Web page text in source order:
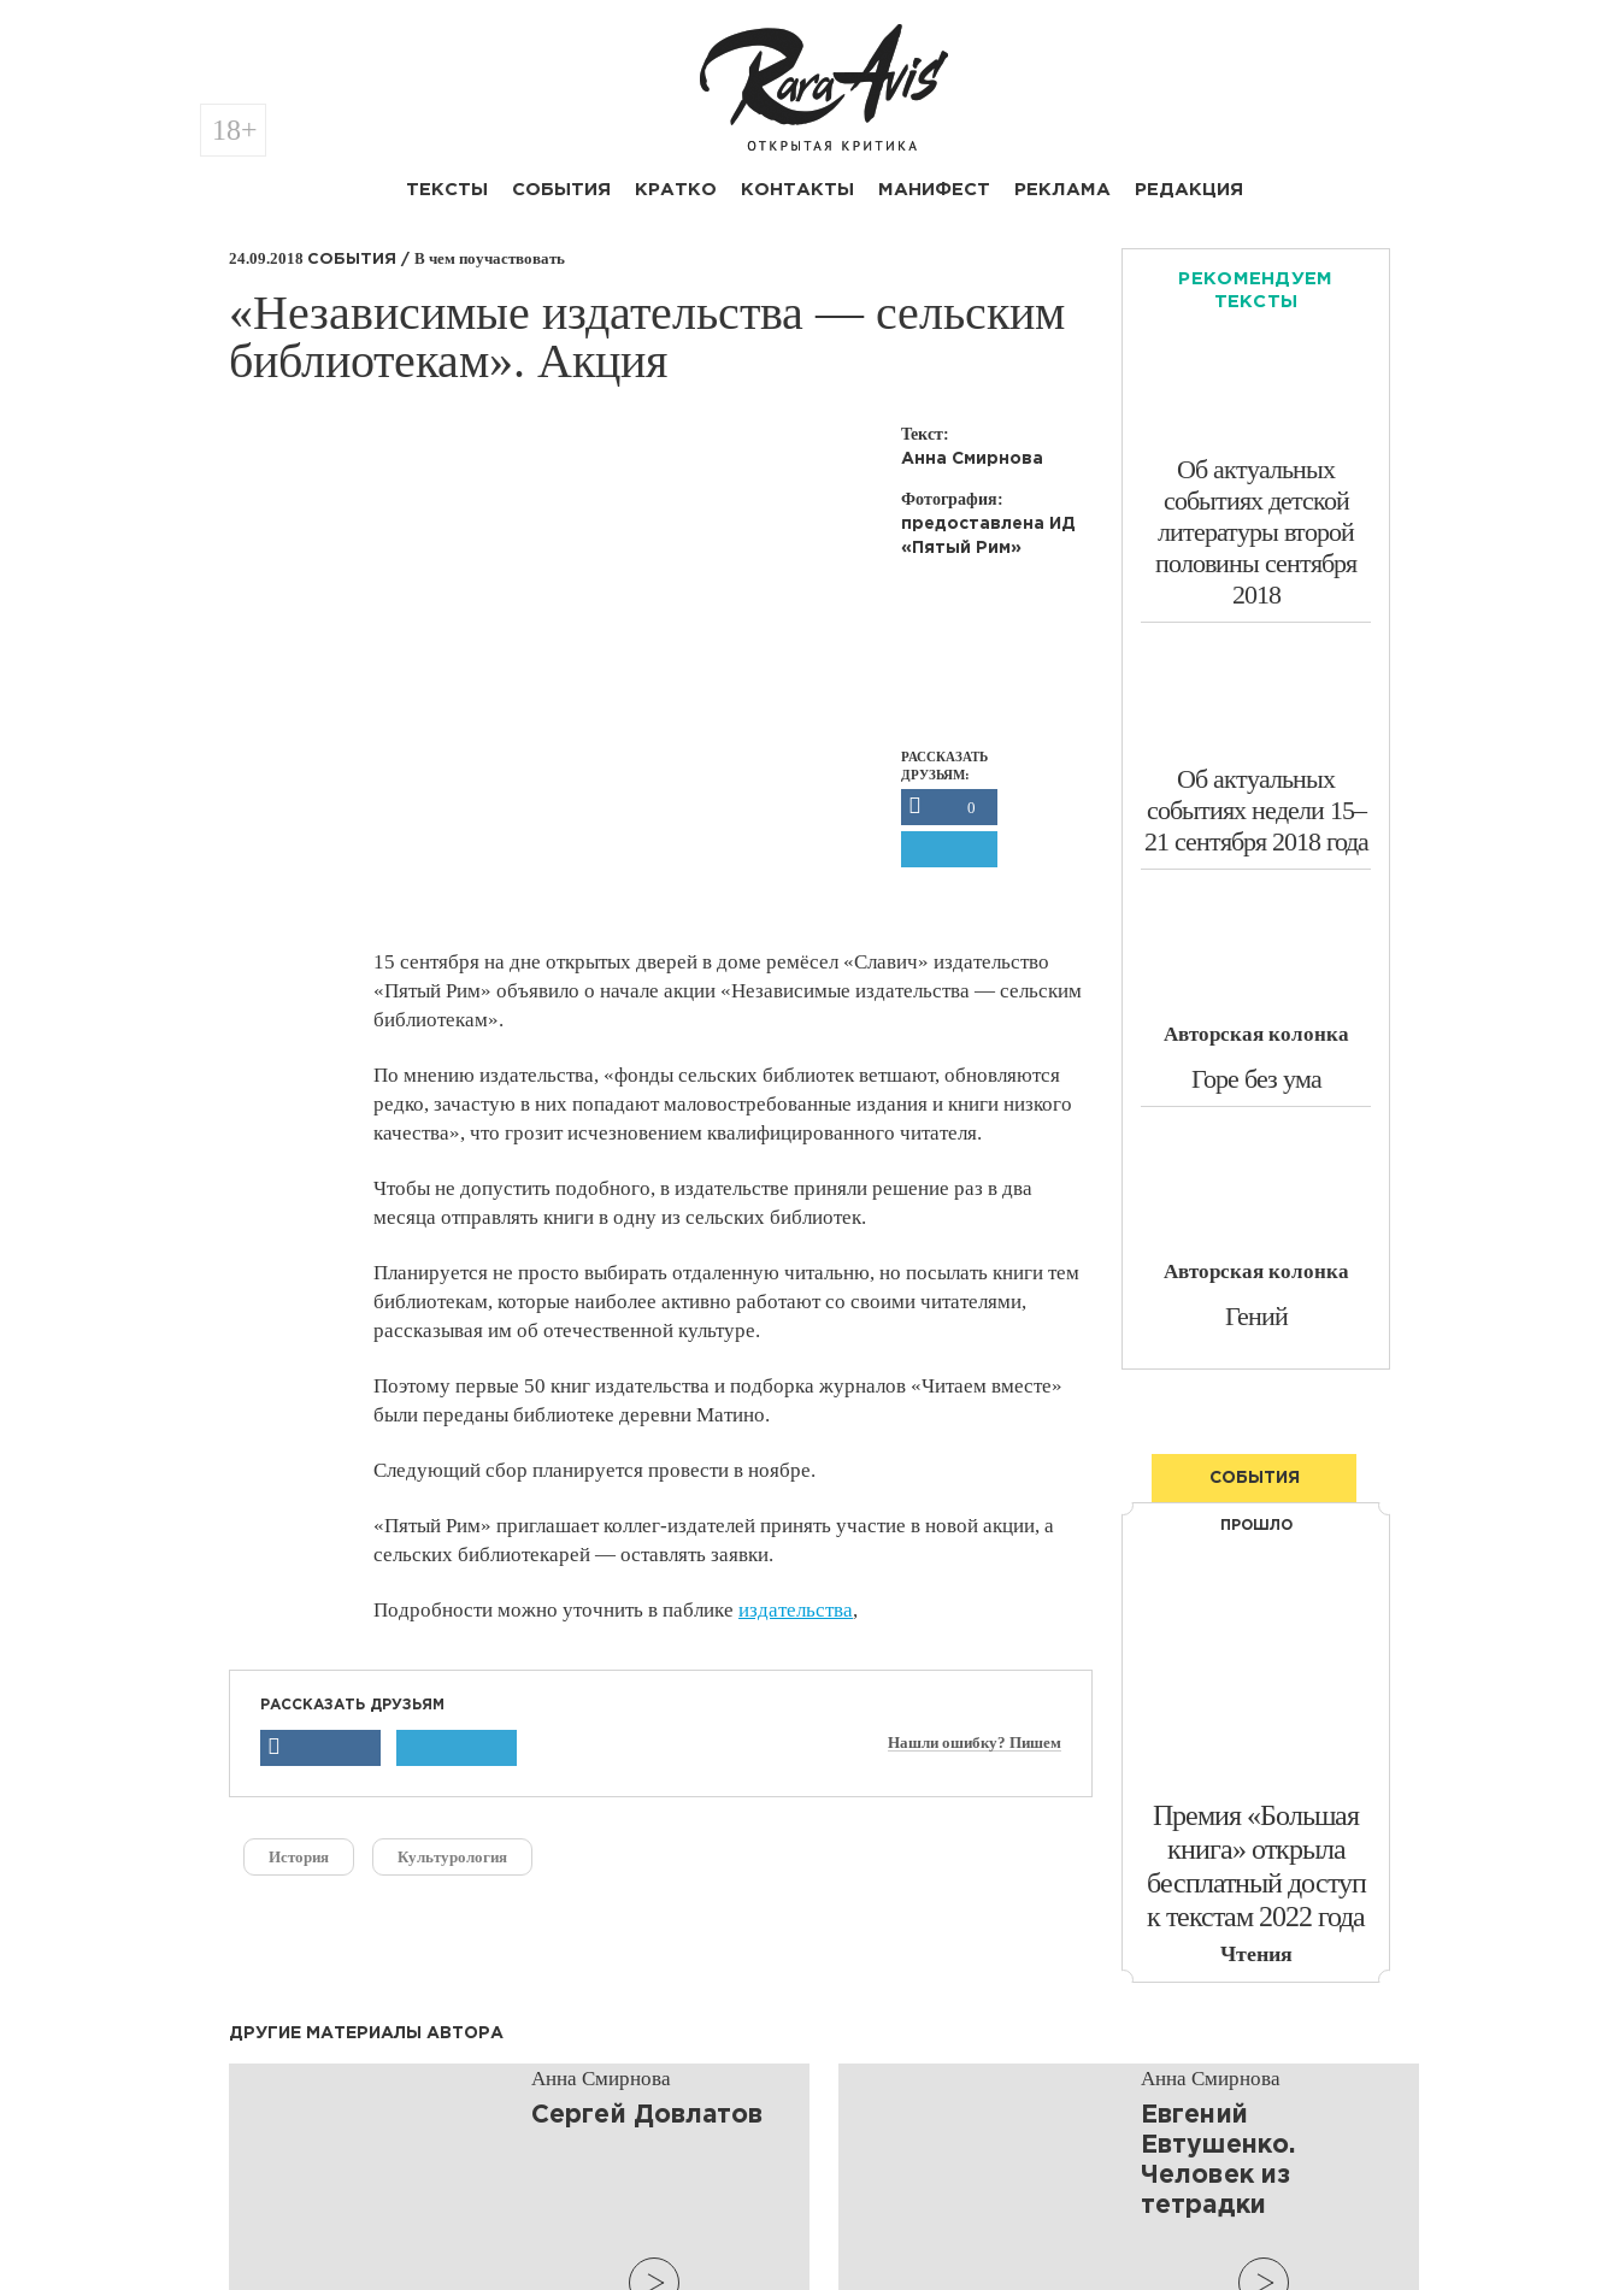
ТЕКСТЫ СОБЫТИЯ КРАТКО КОНТАКТЫ МАНИФЕСТ РЕКЛАМА РЕДАКЦИЯ
18+
24.09.2018 СОБЫТИЯ / В чем поучаствовать
​«Независимые издательства — сельским
библиотекам». Акция
Текст:
Анна Смирнова
Фотография:
предоставлена ИД
«Пятый Рим»
РАССКАЗАТЬ
ДРУЗЬЯМ:
0
15 сентября на дне открытых дверей в доме ремёсел «Славич» издательство
«Пятый Рим» объявило о начале акции «Независимые издательства — сельским
библиотекам».
По мнению издательства, «фонды сельских библиотек ветшают, обновляются
редко, зачастую в них попадают маловостребованные издания и книги низкого
качества», что грозит исчезновением квалифицированного читателя.
Чтобы не допустить подобного, в издательстве приняли решение раз в два
месяца отправлять книги в одну из сельских библиотек.
Планируется не просто выбирать отдаленную читальню, но посылать книги тем
библиотекам, которые наиболее активно работают со своими читателями,
рассказывая им об отечественной культуре.
Поэтому первые 50 книг издательства и подборка журналов «Читаем вместе»
были переданы библиотеке деревни Матино.
Следующий сбор планируется провести в ноябре.
«Пятый Рим» приглашает коллег-издателей принять участие в новой акции, а
сельских библиотекарей — оставлять заявки.
Подробности можно уточнить в паблике издательства,
РАССКАЗАТЬ ДРУЗЬЯМ
Нашли ошибку? Пишем
История Культурология
РЕКОМЕНДУЕМ
ТЕКСТЫ
​Об актуальных
событиях детской
литературы второй
половины сентября
2018
​Об актуальных
событиях недели 15–
21 сентября 2018 года
Авторская колонка
​Горе без ума
Авторская колонка
​Гений
СОБЫТИЯ
ПРОШЛО
​Премия «Большая
книга» открыла
бесплатный доступ
к текстам 2022 года
Чтения
ДРУГИЕ МАТЕРИАЛЫ АВТОРА
Анна Смирнова
​Сергей Довлатов
Анна Смирнова
Евгений
Евтушенко.
Человек из
тетрадки